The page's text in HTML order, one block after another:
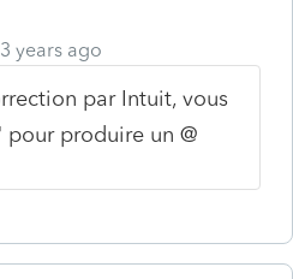
years ago
par Intuit, vous
produire un @